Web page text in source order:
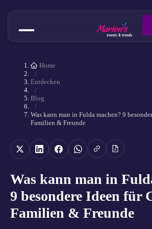
Home
/
Entdecken
/
Blog
/
Was kann man in Fulda machen? 9
Familien & Freunde
Was kann man in
9 besondere Ideen für
Familien & Freunde